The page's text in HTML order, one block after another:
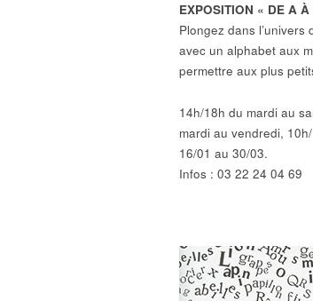
EXPOSITION « DE A
Plongez dans
avec un alphabet aux
permettre aux plus
14h/18h du mardi au
mardi au vendredi,
16/01 au 30/03.
Infos : 03 22 24 04 69